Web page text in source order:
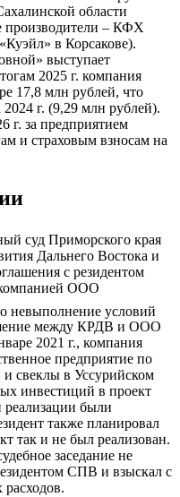
области
производители – КФХ
в Корсакове).
выступает
2025 г. компания
17,8 млн рублей, что
2024 г. (9,29 млн рублей).
г. за предприятием
и страховым взносам на
суд Приморского края
Дальнего Востока и
с резидентом
ООО
невыполнение условий
между КРДВ и ООО
2021 г., компания
предприятие по
свеклы в Уссурийском
инвестиций в проект
реализации были
также планировал
так и не был реализован.
заседание не
СПВ и взыскал с